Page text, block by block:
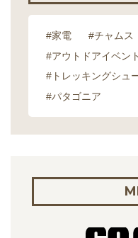
#家電 #チャムス
#アウトドアイベント
#トレッキングシュ
#パタゴニア